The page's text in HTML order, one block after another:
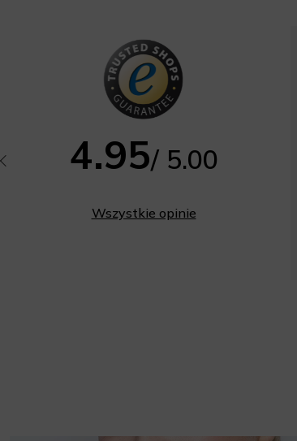
4.95/ 5.00
Wszystkie opinie